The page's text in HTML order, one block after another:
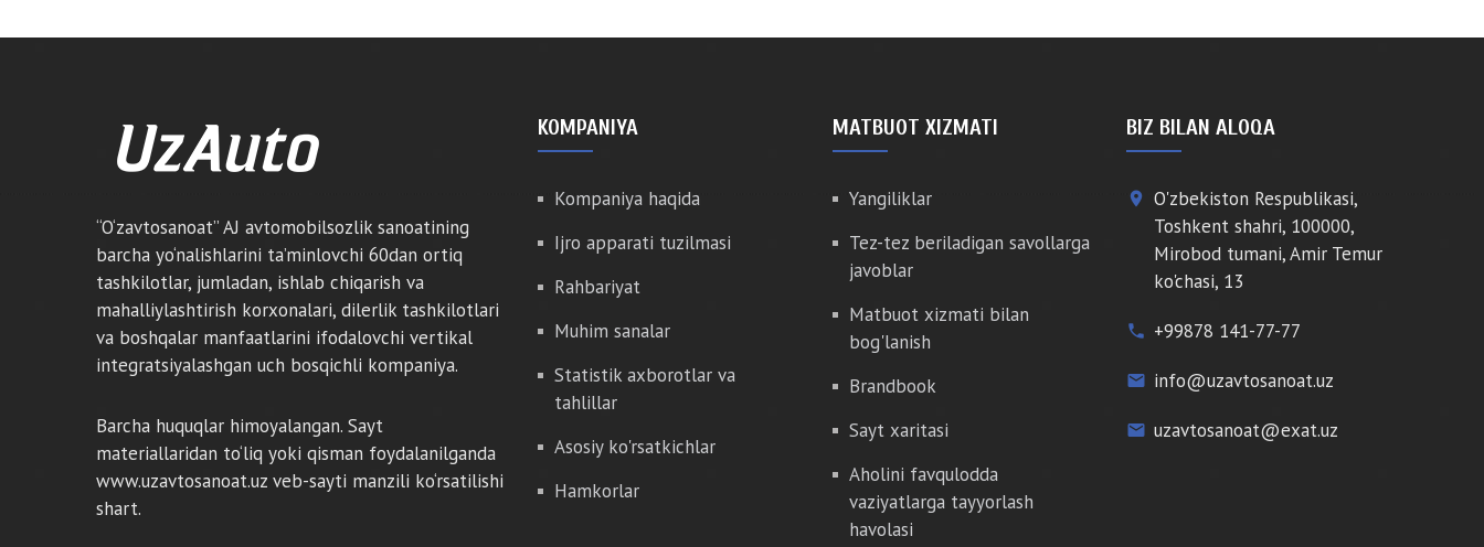
“O‘zavtosanoat” AJ avtomobilsozlik sanoatining
barcha yo‘nalishlarini ta’minlovchi 60dan ortiq
tashkilotlar, jumladan, ishlab chiqarish va
mahalliylashtirish korxonalari, dilerlik tashkilotlari
va boshqalar manfaatlarini ifodalovchi vertikal
integratsiyalashgan uch bosqichli kompaniya.
Barcha huquqlar himoyalangan. Sayt
materiallaridan to‘liq yoki qisman foydalanilganda
www.uzavtosanoat.uz veb-sayti manzili ko‘rsatilishi
shart.
KOMPANIYA
Kompaniya haqida
Ijro apparati tuzilmasi
Rahbariyat
Muhim sanalar
Statistik axborotlar va
tahlillar
Asosiy ko'rsatkichlar
Hamkorlar
MATBUOT XIZMATI
Yangiliklar
Tez-tez beriladigan savollarga
javoblar
Matbuot xizmati bilan
bog'lanish
Brandbook
Sayt xaritasi
Aholini favqulodda
vaziyatlarga tayyorlash
havolasi
BIZ BILAN ALOQA
place O'zbekiston Respublikasi,
Toshkent shahri, 100000,
Mirobod tumani, Amir Temur
ko'chasi, 13
phone +99878 141-77-77
email info@uzavtosanoat.uz
email uzavtosanoat@exat.uz